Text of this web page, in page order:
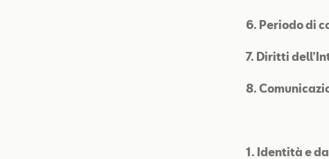
6. Periodo di
7. Diritti
8.
1. Identità e